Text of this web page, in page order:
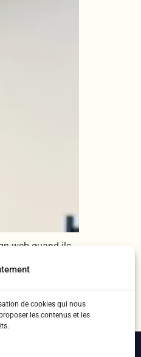
de cookies qui nous
les contenus et les
web quand ils
et